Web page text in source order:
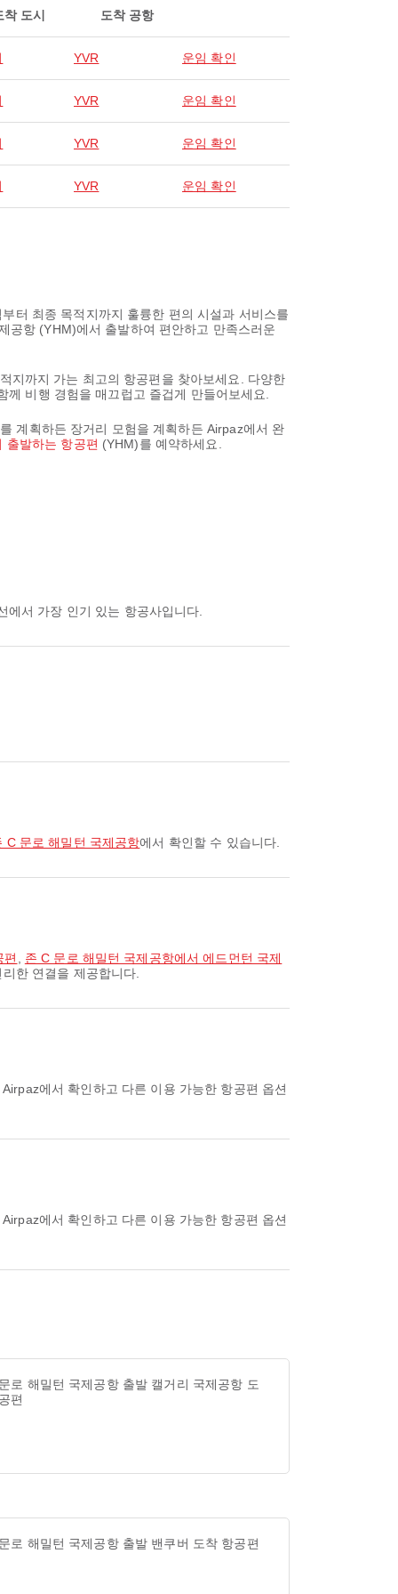
착 도시 도착 공항
YVR 운임 확인
YVR 운임 확인
YVR 운임 확인
YVR 운임 확인
터 최종 목적지까지 훌륭한 편의 시설과 서비스를
공항 (YHM)에서 출발하여 편안하고 만족스러운
지까지 가는 최고의 항공편을 찾아보세요. 다양한
비행 경험을 매끄럽고 즐겁게 만들어보세요.
계획하든 장거리 모험을 계획하든 Airpaz에서 완
출발하는 항공편 (YHM)를 예약하세요.
서 가장 인기 있는 항공사입니다.
C 문로 해밀턴 국제공항에서 확인할 수 있습니다.
편
존 C 문로 해밀턴 국제공항에서 에드먼턴 국제
한 연결을 제공합니다.
로 해밀턴 국제공항 출발 캘거리 국제공항 도
편
로 해밀턴 국제공항 출발 밴쿠버 도착 항공편